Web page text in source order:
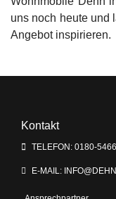
uns noch heute und
Angebot inspirieren.
Kontakt
TELEFON: 0180-
E-MAIL: